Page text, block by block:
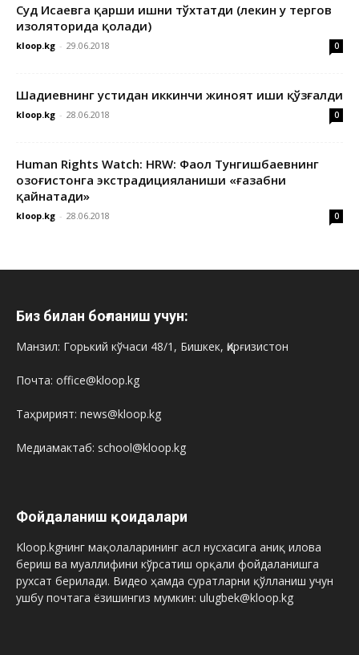
Суд Исаевга қарши ишни тўхтатди (лекин у тергов
изоляторида қолади)
kloop.kg - 29.06.2018 0
Шадиевнинг устидан иккинчи жиноят иши қўзғалди
kloop.kg - 28.06.2018 0
Human Rights Watch: HRW: Фаол Тунгишбаевнинг
Қозоғистонга экстрадицияланиши «ғазабни
қайнатади»
kloop.kg - 28.06.2018 0
Биз билан боғланиш учун:
Манзил: Горький кўчаси 48/1, Бишкек, Қирғизистон
Почта: office@kloop.kg
Таҳририят: news@kloop.kg
Медиамактаб: school@kloop.kg
Фойдаланиш қоидалари
Kloop.kgнинг мақолаларининг асл нусхасига аниқ илова
бериш ва муаллифини кўрсатиш орқали фойдаланишга
рухсат берилади. Видео ҳамда суратларни қўлланиш учун
ушбу почтага ёзишингиз мумкин: ulugbek@kloop.kg